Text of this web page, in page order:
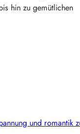
hin zu gemütlichen
und romantik